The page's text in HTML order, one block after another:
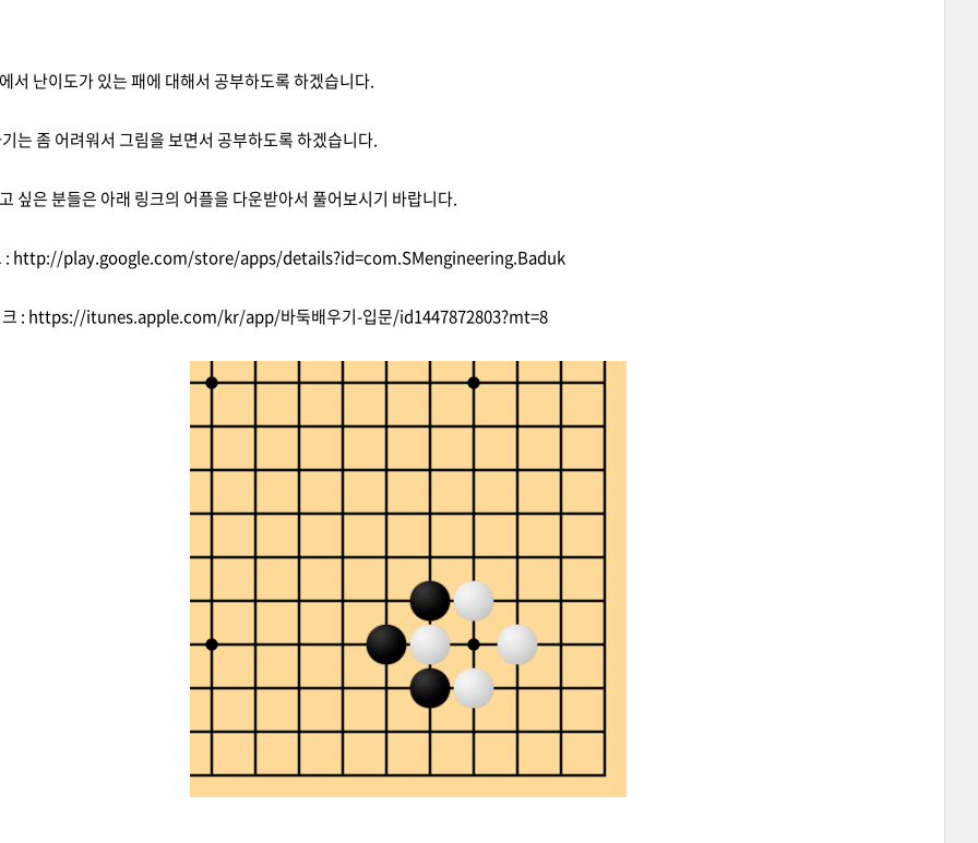
서 난이도가 있는 패에 대해서 공부하도록 하겠습니다.
는 좀 어려워서 그림을 보면서 공부하도록 하겠습니다.
싶은 분들은 아래 링크의 어플을 다운받아서 풀어보시기 바랍니다.
: http://play.google.com/store/apps/details?id=com.SMengineering.Baduk
: https://itunes.apple.com/kr/app/바둑배우기-입문/id1447872803?mt=8